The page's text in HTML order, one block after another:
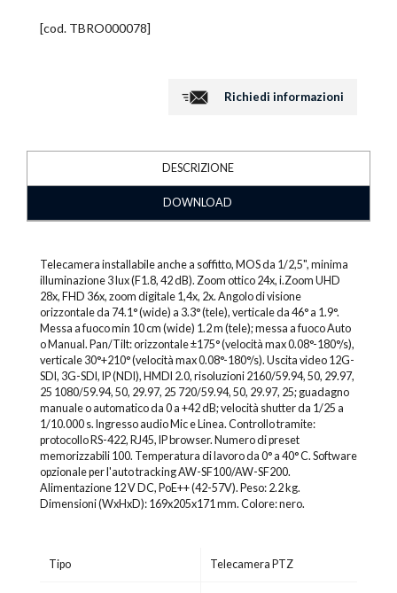
[cod. TBRO000078]
Richiedi informazioni
DESCRIZIONE
DOWNLOAD
Telecamera installabile anche a soffitto, MOS da 1/2,5", minima
illuminazione 3 lux (F1.8, 42 dB). Zoom ottico 24x, i.Zoom UHD
28x, FHD 36x, zoom digitale 1,4x, 2x. Angolo di visione
orizzontale da 74.1° (wide) a 3.3° (tele), verticale da 46° a 1.9°.
Messa a fuoco min 10 cm (wide) 1.2 m (tele); messa a fuoco Auto
o Manual. Pan/Tilt: orizzontale ±175° (velocità max 0.08°-180°/s),
verticale 30°+210° (velocità max 0.08°-180°/s). Uscita video 12G-
SDI, 3G-SDI, IP (NDI), HMDI 2.0, risoluzioni 2160/59.94, 50, 29.97,
25 1080/59.94, 50, 29.97, 25 720/59.94, 50, 29.97, 25; guadagno
manuale o automatico da 0 a +42 dB; velocità shutter da 1/25 a
1/10.000 s. Ingresso audio Mic e Linea. Controllo tramite:
protocollo RS-422, RJ45, IP browser. Numero di preset
memorizzabili 100. Temperatura di lavoro da 0° a 40° C. Software
opzionale per l'auto tracking AW-SF100/AW-SF200.
Alimentazione 12 V DC, PoE++ (42-57V). Peso: 2.2 kg.
Dimensioni (WxHxD): 169x205x171 mm. Colore: nero.
Tipo Telecamera PTZ